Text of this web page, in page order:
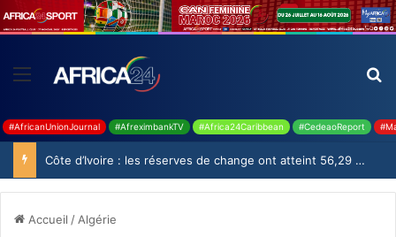
#AfricanUnionJournal #AfreximbankTV #Africa24Caribbean #CedeaoReport
Côte d’Ivoire : les réserves de change ont atteint 56,29 milliards USD en juillet
Accueil / Algérie